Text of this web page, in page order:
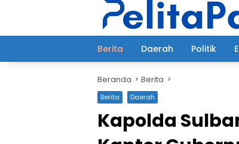
Berita Daerah Politik
Beranda Berita
Berita Daerah
Kapolda